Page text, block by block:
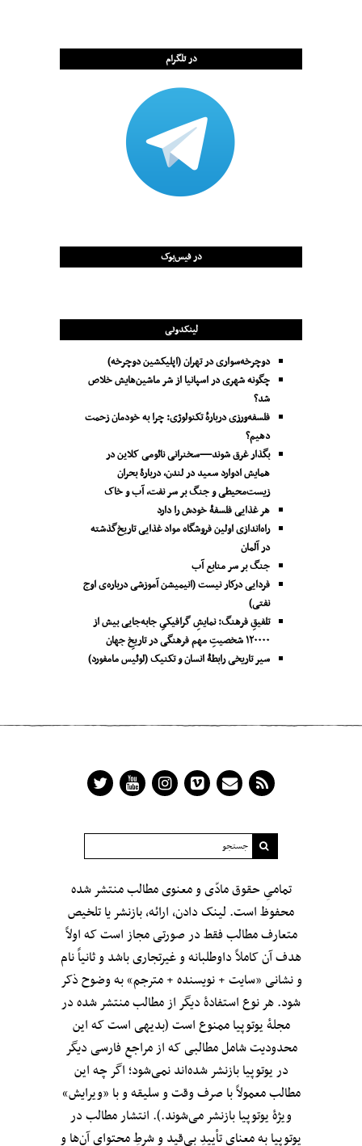
در تلگرام
در فیس‌بوک
لینکدونی
دوچرخه‌سواری در تهران (اپلیکشین دوچرخه)
چگونه شهری در اسپانیا از شر ماشین‌هایش خلاص
شد؟
فلسفه‌ورزی دربارهٔ تکنولوژی: چرا به خودمان زحمت
دهیم؟
بگذار غرق شوند—سخنرانی نائومی کلاین در
همایش ادوارد سعید در لندن، دربارۀ بحران
زیست‌محیطی و جنگ بر سر نفت، آب و خاک
هر غذایی فلسفۀ خودش را دارد
راه‌اندازی اولین فروشگاه مواد غذایی تاریخ‌گذشته
در آلمان
جنگ بر سر منابع آب
فردایی درکار نیست (انیمیشن آموزشی درباره‌ی اوج
نفتی)
تلفیقِ فرهنگ: نمایشِ گرافیکیِ جا‌به‌جایی بیش از
۱۲۰۰۰۰ شخصیتِ مهم فرهنگی در تاریخِ جهان
سیر تاریخی رابطۀ انسان و تکنیک (لوئیس مامفورد)
تمامیِ حقوق مادّی و معنوی مطالب منتشر شده
محفوظ است. لینک دادن، ارائه، بازنشر یا تلخیص
متعارف مطالب فقط در صورتی مجاز است که اولاً
هدف آن کاملاً داوطلبانه و غیرتجاری باشد و ثانیاً نام
و نشانی «سایت + نویسنده + مترجم» به وضوح ذکر
شود. هر نوع استفادهٔ دیگر از مطالب منتشر شده در
مجلهٔ یوتوپیا ممنوع است (بدیهی است که این
محدودیت شامل مطالبی که از مراجعِ فارسی دیگر
در یوتوپیا بازنشر شده‌اند نمی‌شود؛ اگر چه این
مطالب معمولاً با صرف وقت و سلیقه و با «ویرایش»
ویژهٔ یوتوپیا بازنشر می‌شوند.). انتشار مطالب در
یوتوپیا به معنای تأییدِ بی‌قید‌ و شرطِ محتوای آن‌ها و